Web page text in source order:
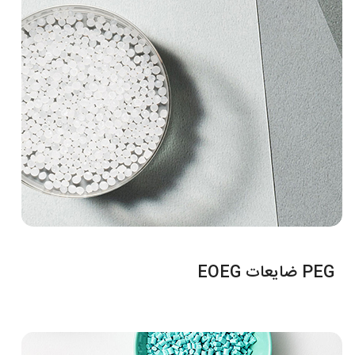
PEG ضایعات EOEG